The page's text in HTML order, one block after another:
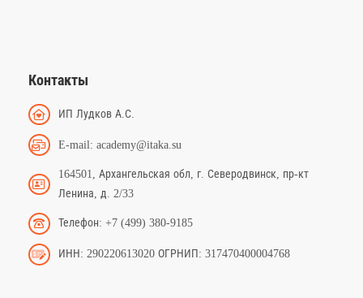
Контакты
ИП Лудков А.С.
E-mail: academy@itaka.su
164501, Архангельская обл, г. Северодвинск, пр-кт
Ленина, д. 2/33
Телефон: +7 (499) 380-9185
ИНН: 290220613020 ОГРНИП: 317470400004768